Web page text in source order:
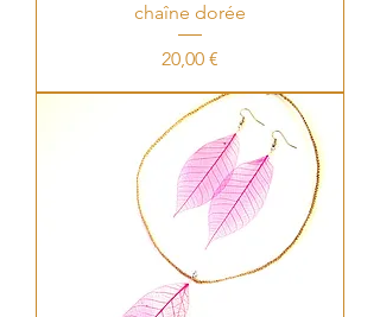
chaîne dorée
Price
20,00 €